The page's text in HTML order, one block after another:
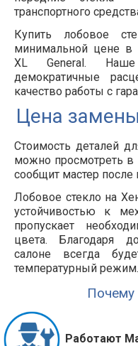
транспортного
Купить лобовое
минимальной цене в
XL General. Наше
демократичные
качество работы с
Цена
Стоимость деталей
можно просмотреть в
сообщит мастер после
Лобовое стекло на
устойчивостью к
пропускает
цвета. Благодаря
салоне всегда
температурный режим.
Почему
Работают